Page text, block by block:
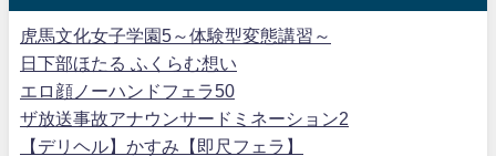
虎馬文化女子学園5～体験型変態講習～
日下部ほたる ふくらむ想い
エロ顔ノーハンドフェラ50
ザ放送事故アナウンサードミネーション2
【デリヘル】かすみ【即尺フェラ】